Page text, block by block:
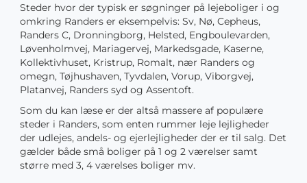
Steder hvor der typisk er søgninger på lejeboliger i og
omkring Randers er eksempelvis: Sv, Nø, Cepheus,
Randers C, Dronningborg, Helsted, Engboulevarden,
Løvenholmvej, Mariagervej, Markedsgade, Kaserne,
Kollektivhuset, Kristrup, Romalt, nær Randers og
omegn, Tøjhushaven, Tyvdalen, Vorup, Viborgvej,
Platanvej, Randers syd og Assentoft.
Som du kan læse er der altså massere af populære
steder i Randers, som enten rummer leje lejligheder
der udlejes, andels- og ejerlejligheder der er til salg. Det
gælder både små boliger på 1 og 2 værelser samt
større med 3, 4 værelses boliger mv.